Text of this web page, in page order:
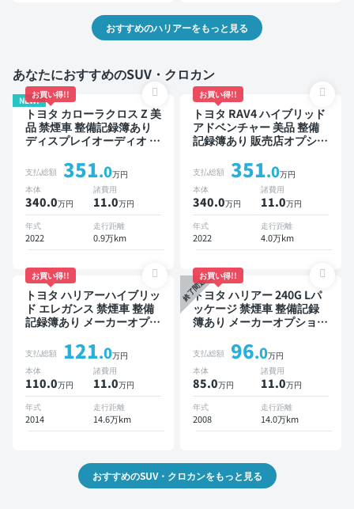
おすすめのハリアーをもっと見る
あなたにおすすめのSUV・クロカン
NEW!
お買い得!!
トヨタ カローラクロス Z 美
品 禁煙車 整備記録簿あり
ディスプレイオーディオ ※
スポットモニター オートク
ルーズ スマートキー ETC
電動バックドア バックモニ
ター 全方位カメラ ドライ
ブレコーダー 衝突軽減
支払総額 351.0万円
本体
340.0万円
諸費用
11.0万円
年式
2022
走行距離
0.9万km
お買い得!!
トヨタ RAV4 ハイブリッド
アドベンチャー 美品 整備
記録簿あり 販売店オプショ
ットモニター デジタルイン
ナーミラー オートクルーズ
スマートキー ETC バック
モニター ドライブレコーダ
ー 衝突軽減
支払総額 351.0万円
本体
340.0万円
諸費用
11.0万円
年式
2022
走行距離
4.0万km
お買い得!!
トヨタ ハリアーハイブリッ
ド エレガンス 禁煙車 整備
記録簿あり メーカーオプシ
ETC バックモニター ドラ
イブレコーダー
支払総額 121.0万円
本体
110.0万円
諸費用
11.0万円
年式
2014
走行距離
14.6万km
終了間近
お買い得!!
トヨタ ハリアー 240G Lパ
ッケージ 禁煙車 整備記録
簿あり メーカーオプション
ETC サンルーフ バックモ
ニター ドライブレコーダー
支払総額 96.0万円
本体
85.0万円
諸費用
11.0万円
年式
2008
走行距離
14.0万km
おすすめのSUV・クロカンをもっと見る